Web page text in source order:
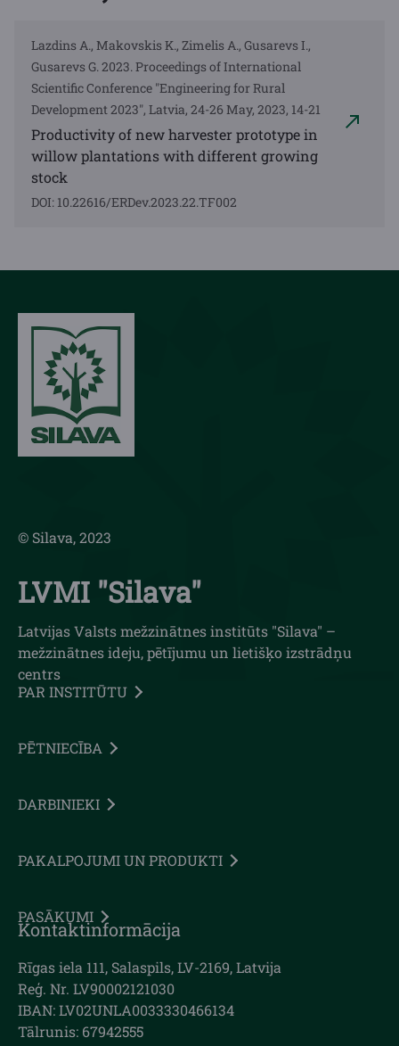
Lazdins A., Makovskis K., Zimelis A., Gusarevs I.,
Gusarevs G. 2023. Proceedings of International
Scientific Conference "Engineering for Rural
Development 2023", Latvia, 24-26 May, 2023, 14-21
Productivity of new harvester prototype in
willow plantations with different growing
stock
DOI: 10.22616/ERDev.2023.22.TF002
© Silava, 2023
LVMI "Silava"
Latvijas Valsts mežzinātnes institūts "Silava" –
mežzinātnes ideju, pētījumu un lietišķo izstrādņu
centrs
PAR INSTITŪTU
PĒTNIECĪBA
DARBINIEKI
PAKALPOJUMI UN PRODUKTI
PASĀKUMI
Kontaktinformācija
Rīgas iela 111, Salaspils, LV-2169, Latvija
Reģ. Nr. LV90002121030
IBAN: LV02UNLA0033330466134
Tālrunis: 67942555